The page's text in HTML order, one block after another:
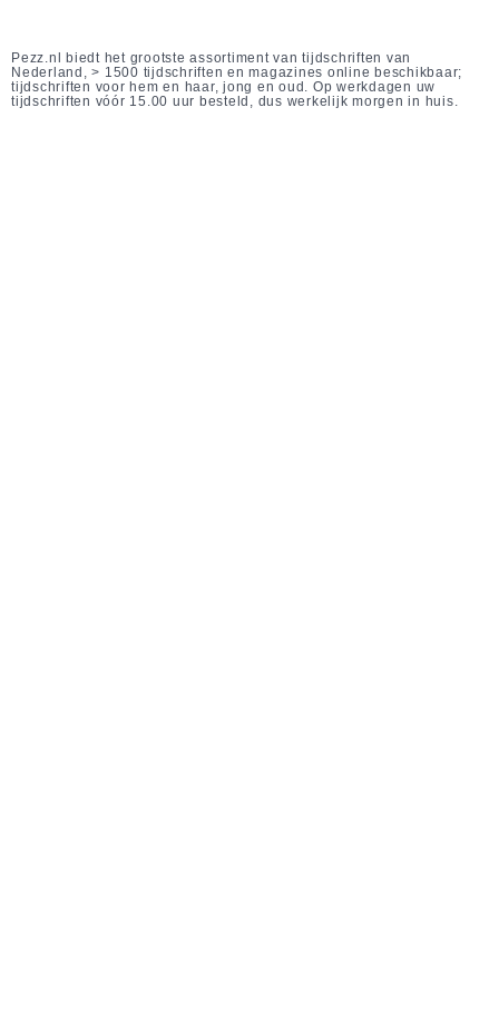
Pezz.nl biedt het grootste assortiment van tijdschriften van
Nederland, > 1500 tijdschriften en magazines online beschikbaar;
tijdschriften voor hem en haar, jong en oud. Op werkdagen uw
tijdschriften vóór 15.00 uur besteld, dus werkelijk morgen in huis.